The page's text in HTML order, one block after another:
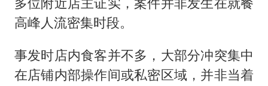
高峰人流密集时段。
事发时店内食客并不多，大部分冲突集中
在店铺内部操作间或私密区域，并非当着